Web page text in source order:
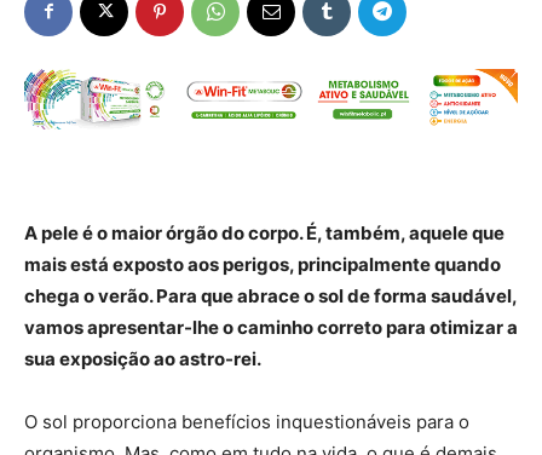
A pele é o maior órgão do corpo. É, também, aquele que
mais está exposto aos perigos, principalmente quando
chega o verão. Para que abrace o sol de forma saudável,
vamos apresentar-lhe o caminho correto para otimizar a
sua exposição ao astro-rei.
O sol proporciona benefícios inquestionáveis para o